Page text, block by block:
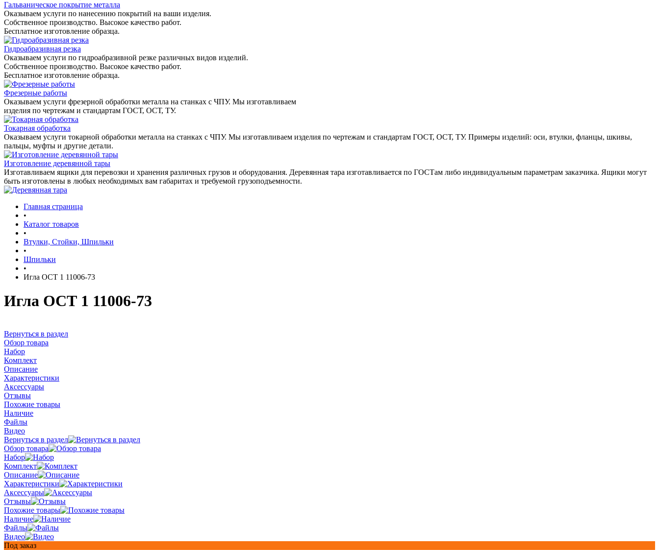
Гальваническое покрытие металла
Оказываем услуги по нанесению покрытий на ваши изделия.
Собственное производство. Высокое качество работ.
Бесплатное изготовление образца.
Гидроабразивная резка
Оказываем услуги по гидроабразивной резке различных видов изделий.
Собственное производство. Высокое качество работ.
Бесплатное изготовление образца.
Фрезерные работы
Оказываем услуги фрезерной обработки металла на станках с ЧПУ. Мы изготавливаем
изделия по чертежам и стандартам ГОСТ, ОСТ, ТУ.
Токарная обработка
Оказываем услуги токарной обработки металла на станках с ЧПУ. Мы изготавливаем изделия по чертежам и стандартам ГОСТ, ОСТ, ТУ. Примеры изделий: оси, втулки, фланцы, шкивы,
пальцы, муфты и другие детали.
Изготовление деревянной тары
Изготавливаем ящики для перевозки и хранения различных грузов и оборудования. Деревянная тара изготавливается по ГОСТам либо индивидуальным параметрам заказчика. Ящики могут
быть изготовлены в любых необходимых вам габаритах и требуемой грузоподъемности.
Главная страница
•
Каталог товаров
•
Втулки, Стойки, Шпильки
•
Шпильки
•
Игла ОСТ 1 11006-73
Игла ОСТ 1 11006-73
Вернуться в раздел
Обзор товара
Набор
Комплект
Описание
Характеристики
Аксессуары
Отзывы
Похожие товары
Наличие
Файлы
Видео
Вернуться в раздел
Обзор товара
Набор
Комплект
Описание
Характеристики
Аксессуары
Отзывы
Похожие товары
Наличие
Файлы
Видео
Под заказ